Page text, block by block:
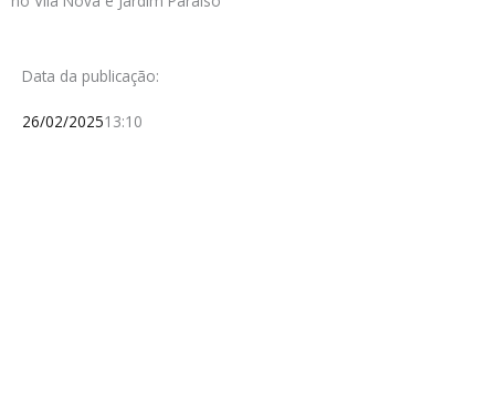
Data da publicação:
26/02/202513:10